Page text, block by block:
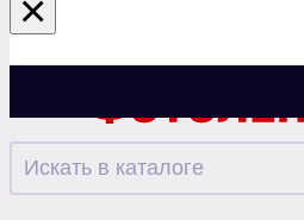
Ижевск
×